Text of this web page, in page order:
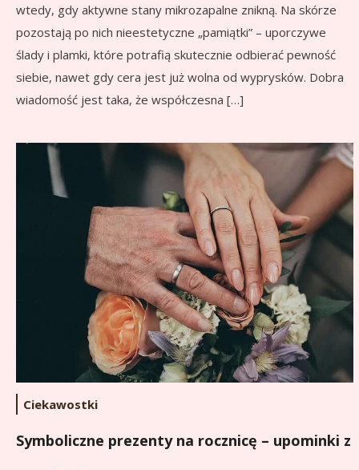
wtedy, gdy aktywne stany mikrozapalne znikną. Na skórze
pozostają po nich nieestetyczne „pamiątki” – uporczywe
ślady i plamki, które potrafią skutecznie odbierać pewność
siebie, nawet gdy cera jest już wolna od wyprysków. Dobra
wiadomość jest taka, że współczesna […]
Ciekawostki
Symboliczne prezenty na rocznicę – upominki z